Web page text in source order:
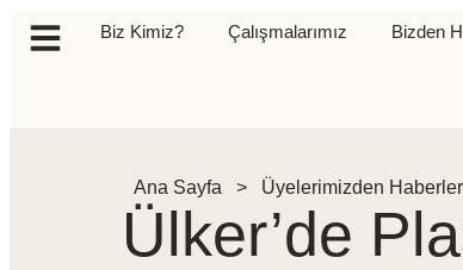
Biz Kimiz? Çalışmalarımız Bizden
Ana Sayfa > Üyelerimizden Haberler
Ülker’de